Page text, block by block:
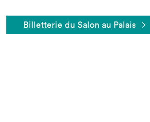
Billetterie du Salon au Palais